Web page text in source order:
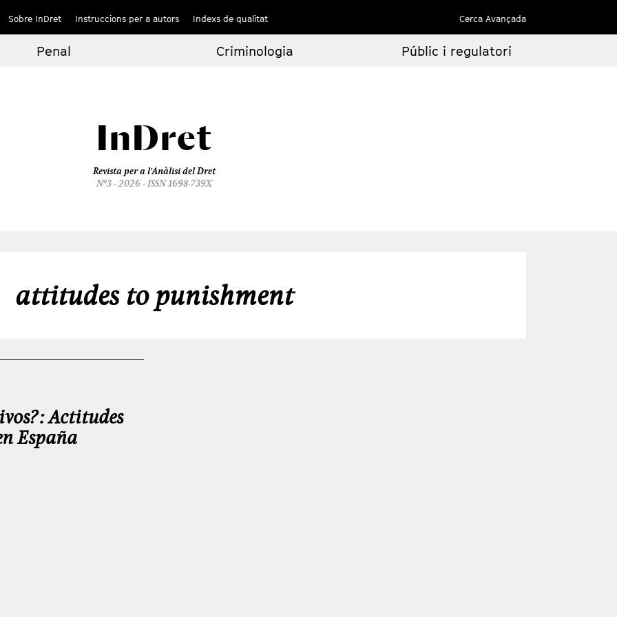
Sobre InDret Instruccions per a autors Indexs de qualitat Cerca Avançada
Penal Criminologia Públic i regulatori
InDret
Revista per a l'Anàlisi del Dret
Nº3 - 2026 - ISSN 1698-739X
attitudes to punishment
Actitudes
España